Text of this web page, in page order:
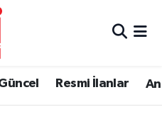
Resmi İlanlar